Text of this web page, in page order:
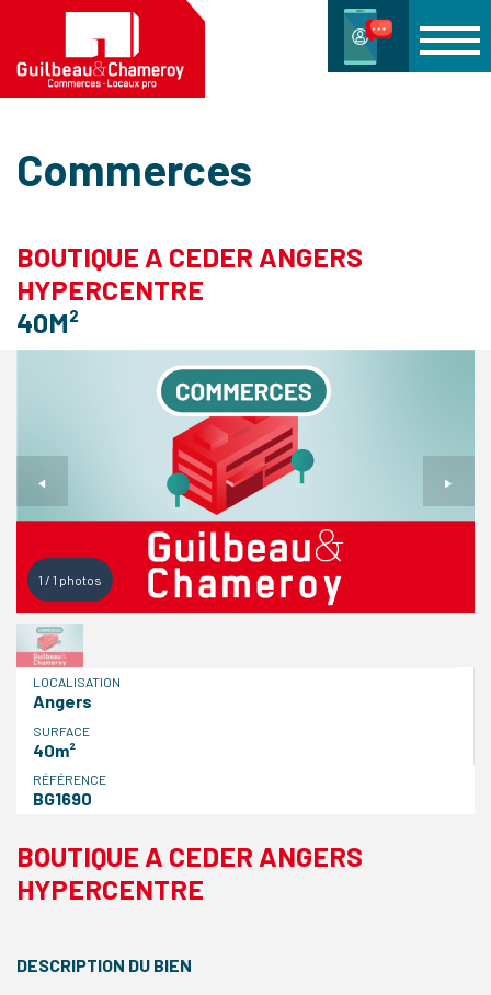
Commerces
BOUTIQUE A CEDER ANGERS
HYPERCENTRE
40M²
1 / 1 photos
LOCALISATION
Angers
SURFACE
40m²
RÉFÉRENCE
BG1690
BOUTIQUE A CEDER ANGERS
HYPERCENTRE
DESCRIPTION DU BIEN